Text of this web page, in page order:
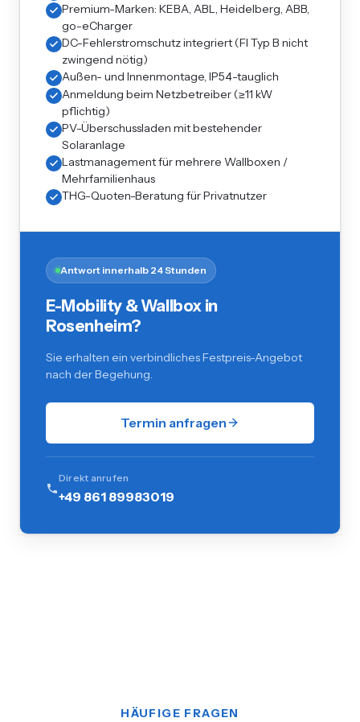
Premium-Marken: KEBA, ABL, Heidelberg, ABB,
go-eCharger
DC-Fehlerstromschutz integriert (FI Typ B nicht
zwingend nötig)
Außen- und Innenmontage, IP54-tauglich
Anmeldung beim Netzbetreiber (≥11 kW
pflichtig)
PV-Überschussladen mit bestehender
Solaranlage
Lastmanagement für mehrere Wallboxen /
Mehrfamilienhaus
THG-Quoten-Beratung für Privatnutzer
Antwort innerhalb 24 Stunden
E-Mobility & Wallbox in
Rosenheim?
Sie erhalten ein verbindliches Festpreis-Angebot
nach der Begehung.
Termin anfragen
Direkt anrufen
+49 861 89983019
HÄUFIGE FRAGEN